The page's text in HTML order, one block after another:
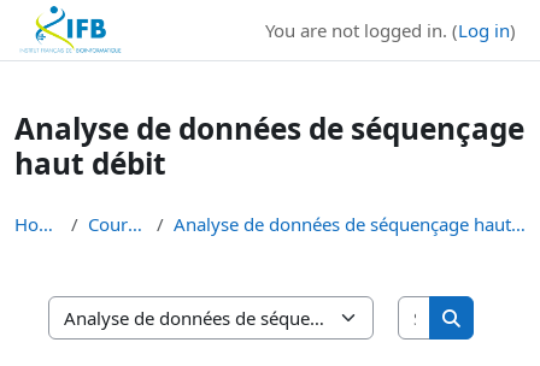
Institut Français de Bioinformatique - Les formations
Skip to main content
You are not logged in. (Log in)
Analyse de données de séquençage
haut débit
Home Courses Analyse de données de séquençage haut débit
Course categories
Search
Search